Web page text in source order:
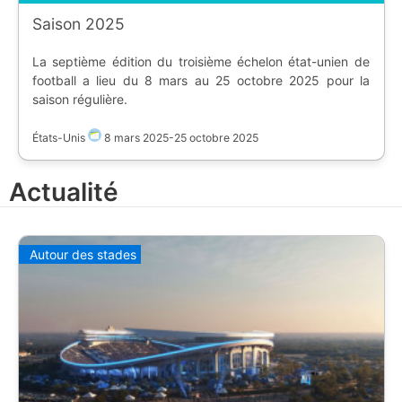
|Saison 2025
La septième édition du troisième échelon état-unien de
football a lieu du 8 mars au 25 octobre 2025 pour la
saison régulière.
États-Unis 8 mars 2025-25 octobre 2025
Actualité
Autour des stades